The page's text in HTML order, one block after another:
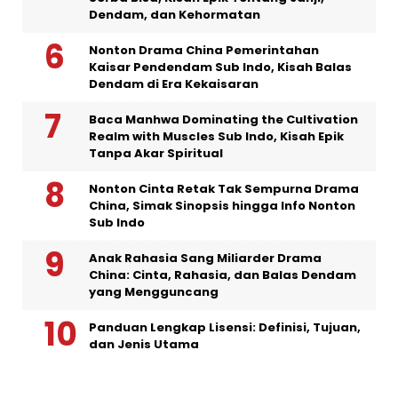
Dendam, dan Kehormatan
Nonton Drama China Pemerintahan
Kaisar Pendendam Sub Indo, Kisah Balas
Dendam di Era Kekaisaran
Baca Manhwa Dominating the Cultivation
Realm with Muscles Sub Indo, Kisah Epik
Tanpa Akar Spiritual
Nonton Cinta Retak Tak Sempurna Drama
China, Simak Sinopsis hingga Info Nonton
Sub Indo
Anak Rahasia Sang Miliarder Drama
China: Cinta, Rahasia, dan Balas Dendam
yang Mengguncang
Panduan Lengkap Lisensi: Definisi, Tujuan,
dan Jenis Utama